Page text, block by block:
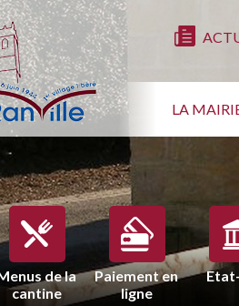
LA
de la
cantine
Paiement en
ligne